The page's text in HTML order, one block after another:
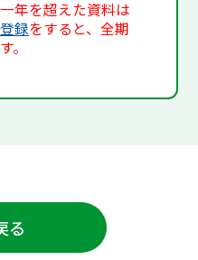
年を超えた資料は
録をすると、全期
。
る